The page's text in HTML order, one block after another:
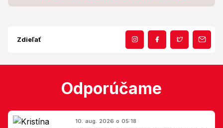
Zdieľať
Odporúčame
10. aug. 2026 o 05:18